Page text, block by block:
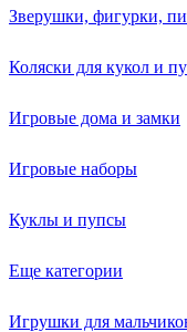
Зверушки, фигурки,
Коляски для кукол и
Игровые дома и замки
Игровые наборы
Куклы и пупсы
Еще категории
Игрушки для